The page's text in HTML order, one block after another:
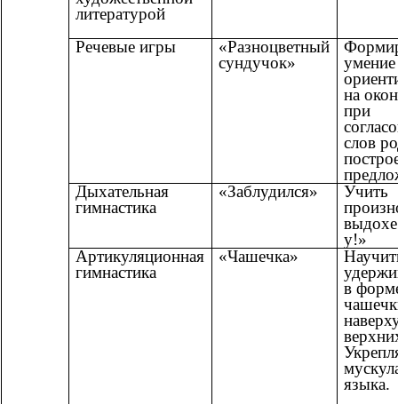
литературой
Речевые игры
«Разноцветный
сундучок»
умение
на
при
слов
Дыхательная
гимнастика
«Заблудился»
Учить
у!»
Артикуляционная
гимнастика
«Чашечка»
в
языка.